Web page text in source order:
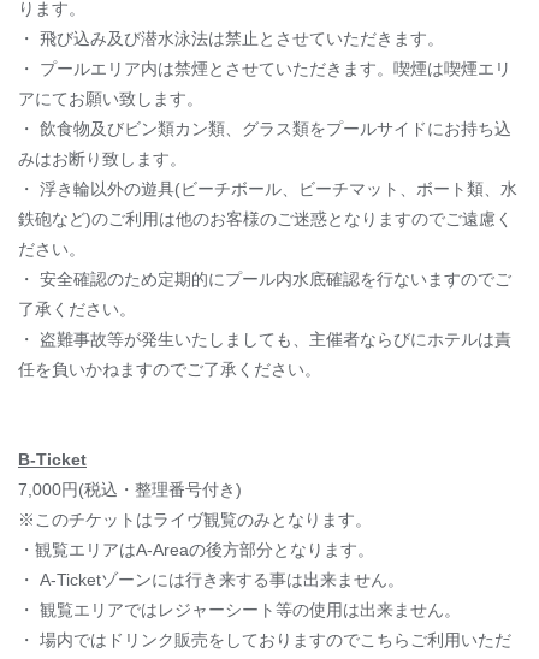
ります。
・ 飛び込み及び潜水泳法は禁止とさせていただきます。
・ プールエリア内は禁煙とさせていただきます。喫煙は喫煙エリ
アにてお願い致します。
・ 飲食物及びビン類カン類、グラス類をプールサイドにお持ち込
みはお断り致します。
・ 浮き輪以外の遊具(ビーチボール、ビーチマット、ボート類、水
鉄砲など)のご利用は他のお客様のご迷惑となりますのでご遠慮く
ださい。
・ 安全確認のため定期的にプール内水底確認を行ないますのでご
了承ください。
・ 盗難事故等が発生いたしましても、主催者ならびにホテルは責
任を負いかねますのでご了承ください。
B-Ticket
7,000円(税込・整理番号付き)
※このチケットはライヴ観覧のみとなります。
・観覧エリアはA-Areaの後方部分となります。
・ A-Ticketゾーンには行き来する事は出来ません。
・ 観覧エリアではレジャーシート等の使用は出来ません。
・ 場内ではドリンク販売をしておりますのでこちらご利用いただ